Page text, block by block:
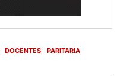
DOCENTES PARITARIA